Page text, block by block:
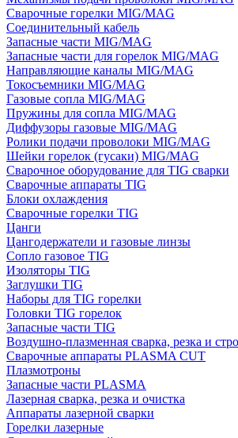
Сварочные горелки MIG/MAG
Соединительный кабель
Запасные части MIG/MAG
Запасные части для горелок MIG/MAG
Направляющие каналы MIG/MAG
Токосъемники MIG/MAG
Газовые сопла MIG/MAG
Пружины для сопла MIG/MAG
Диффузоры газовые MIG/MAG
Ролики подачи проволоки MIG/MAG
Шейки горелок (гусаки) MIG/MAG
Сварочное оборудование для TIG сварки
Сварочные аппараты TIG
Блоки охлаждения
Сварочные горелки TIG
Цанги
Цангодержатели и газовые линзы
Сопло газовое TIG
Изоляторы TIG
Заглушки TIG
Наборы для TIG горелки
Головки TIG горелок
Запасные части TIG
Воздушно-плазменная сварка, резка и
Сварочные аппараты PLASMA CUT
Плазмотроны
Запасные части PLASMA
Лазерная сварка, резка и очистка
Аппараты лазерной сварки
Горелки лазерные